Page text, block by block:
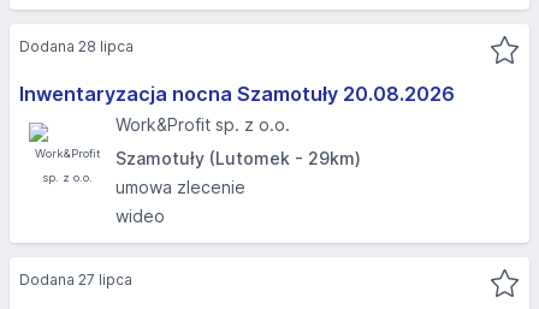
Inwentaryzacja nocna Szamotuły 20.08.2026​
Work&Profit sp. z o.o.
Szamotuły (Lutomek - 29km)
umowa zlecenie
wideo
Dodana 28 lipca
Dodana 27 lipca